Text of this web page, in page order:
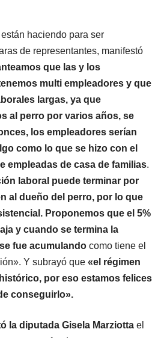
haciendo para ser
de representantes, manifestó
que las y los
multi empleadores y que
largas, ya que
al perro por varios años, se
los empleadores serían
como lo que se hizo con el
empleadas de casa de familias.
laboral puede terminar por
al dueño del perro, por lo que
Proponemos que el 5%
y cuando se termina la
fue acumulando como tiene el
Y subrayó que «el régimen
por eso estamos felices
conseguirlo».
la diputada Gisela Marziotta el